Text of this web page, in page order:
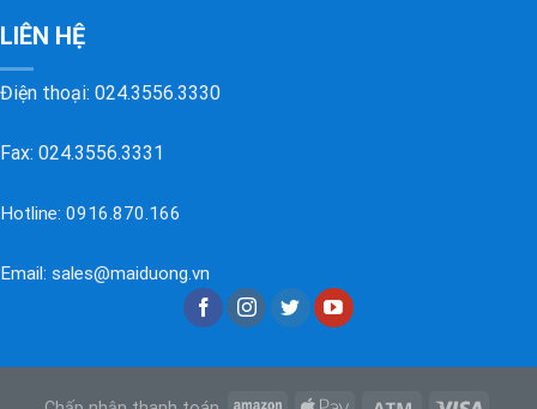
LIÊN HỆ
Điện thoại: 024.3556.3330
Fax: 024.3556.3331
Hotline: 0916.870.166
Email: sales@maiduong.vn